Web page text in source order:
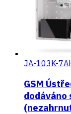
JA-103K-
GSM
dodáváno